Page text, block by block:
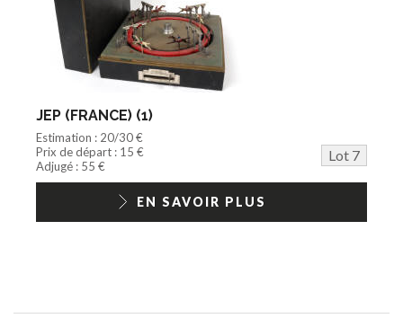
JEP (FRANCE) (1)
Estimation : 20/30 €
Prix de départ : 15 €
Lot 7
Adjugé : 55 €
EN SAVOIR PLUS